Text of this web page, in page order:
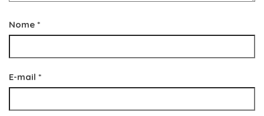
Nome *
E-mail *